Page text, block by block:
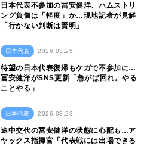
日本代表不参加の冨安健洋、ハムストリ
ング負傷は「軽度」か…現地記者が見解
「行かない判断は賢明」
日本代表 2026.03.25
待望の日本代表復帰もケガで不参加に…
冨安健洋がSNS更新「急がば回れ。やる
ことやる」
日本代表 2026.03.23
途中交代の冨安健洋の状態に心配も…ア
ヤックス指揮官「代表戦には出場できる